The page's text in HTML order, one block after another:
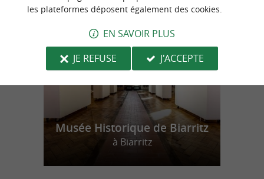
n
o
t
r
e
c
o
u
p
d
e
c
o
e
u
r
Musée Historique de Biarritz
à Biarritz
les plateformes déposent également des cookies.
EN SAVOIR PLUS
JE REFUSE
J'ACCEPTE